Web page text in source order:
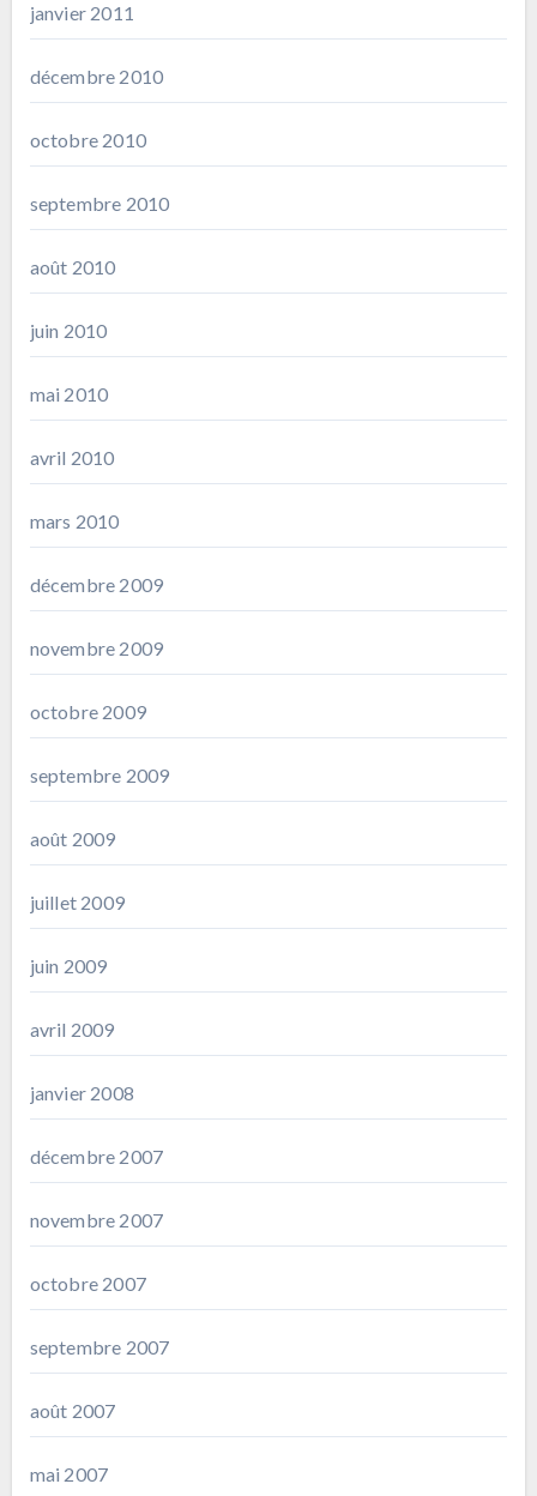
janvier 2011
décembre 2010
octobre 2010
septembre 2010
août 2010
juin 2010
mai 2010
avril 2010
mars 2010
décembre 2009
novembre 2009
octobre 2009
septembre 2009
août 2009
juillet 2009
juin 2009
avril 2009
janvier 2008
décembre 2007
novembre 2007
octobre 2007
septembre 2007
août 2007
mai 2007